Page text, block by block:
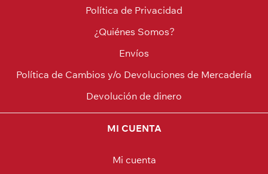
Política de Privacidad
¿Quiénes Somos?
Envíos
Política de Cambios y/o Devoluciones de Mercadería
Devolución de dinero
MI CUENTA
Mi cuenta